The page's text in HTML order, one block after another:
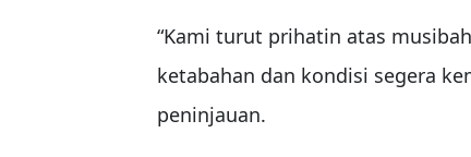
“Kami turut prihatin atas
ketabahan dan kondisi segera
peninjauan.